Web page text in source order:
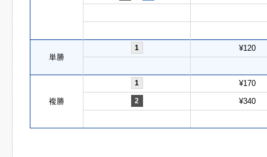
単勝
1 ¥120
複勝
1 ¥170
2 ¥340